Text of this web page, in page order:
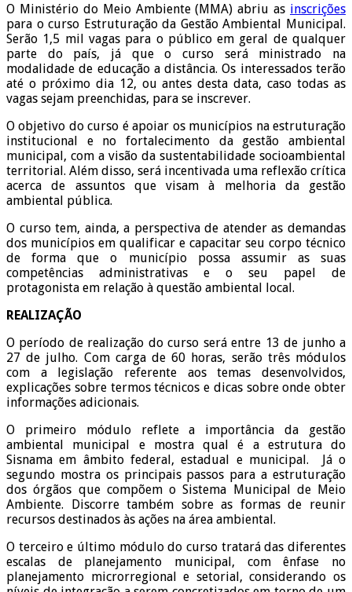
O Ministério do Meio Ambiente (MMA) abriu as inscrições
para o curso Estruturação da Gestão Ambiental Municipal.
Serão 1,5 mil vagas para o público em geral de qualquer
parte do país, já que o curso será ministrado na
modalidade de educação a distância. Os interessados terão
até o próximo dia 12, ou antes desta data, caso todas as
vagas sejam preenchidas, para se inscrever.
O objetivo do curso é apoiar os municípios na estruturação
institucional e no fortalecimento da gestão ambiental
municipal, com a visão da sustentabilidade socioambiental
territorial. Além disso, será incentivada uma reflexão crítica
acerca de assuntos que visam à melhoria da gestão
ambiental pública.
O curso tem, ainda, a perspectiva de atender as demandas
dos municípios em qualificar e capacitar seu corpo técnico
de forma que o município possa assumir as suas
competências administrativas e o seu papel de
protagonista em relação à questão ambiental local.
REALIZAÇÃO
O período de realização do curso será entre 13 de junho a
27 de julho. Com carga de 60 horas, serão três módulos
com a legislação referente aos temas desenvolvidos,
explicações sobre termos técnicos e dicas sobre onde obter
informações adicionais.
O primeiro módulo reflete a importância da gestão
ambiental municipal e mostra qual é a estrutura do
Sisnama em âmbito federal, estadual e municipal. Já o
segundo mostra os principais passos para a estruturação
dos órgãos que compõem o Sistema Municipal de Meio
Ambiente. Discorre também sobre as formas de reunir
recursos destinados às ações na área ambiental.
O terceiro e último módulo do curso tratará das diferentes
escalas de planejamento municipal, com ênfase no
planejamento microrregional e setorial, considerando os